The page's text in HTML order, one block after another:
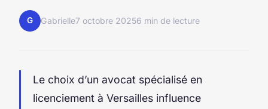
G Gabrielle7 octobre 20256 min de lecture
Le choix d’un avocat spécialisé en
licenciement à Versailles influence